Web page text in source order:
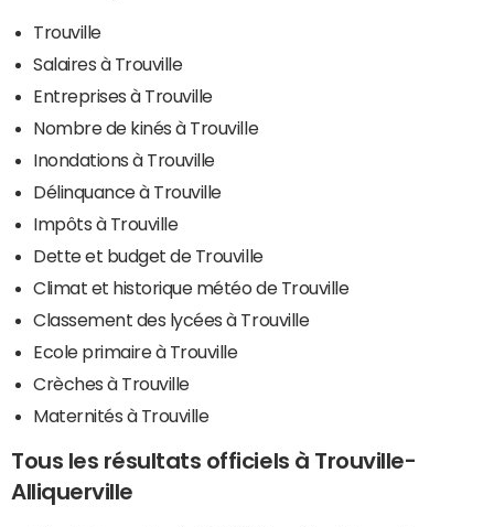
Trouville
Salaires à Trouville
Entreprises à Trouville
Nombre de kinés à Trouville
Inondations à Trouville
Délinquance à Trouville
Impôts à Trouville
Dette et budget de Trouville
Climat et historique météo de Trouville
Classement des lycées à Trouville
Ecole primaire à Trouville
Crèches à Trouville
Maternités à Trouville
Tous les résultats officiels à Trouville-
Alliquerville